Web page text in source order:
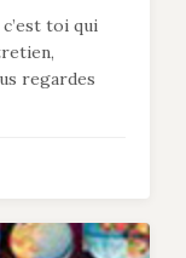
c’est toi qui
regardes